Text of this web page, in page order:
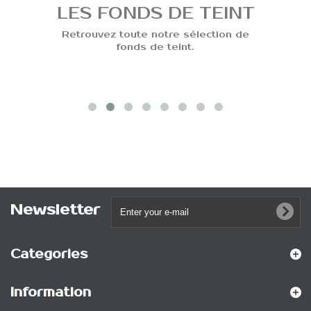
LES MASCARAS
Retrouvez toute notre sélection de
mascaras.
Newsletter
Categories
Information